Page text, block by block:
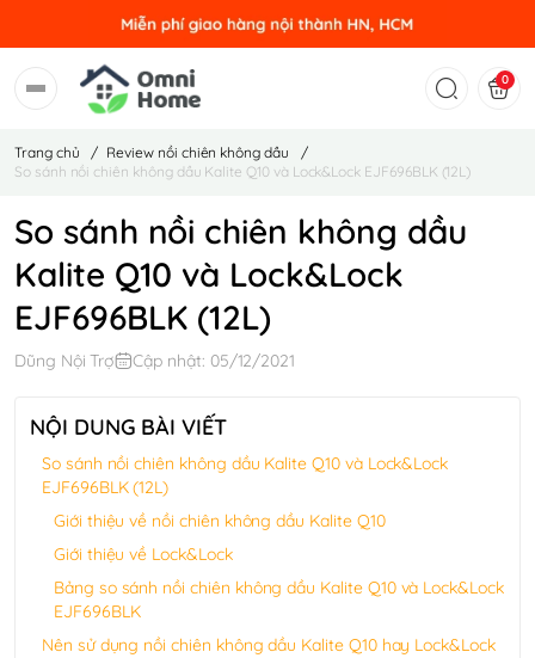
0
Trang chủ / Review nồi chiên không dầu
/
So sánh nồi chiên không dầu Kalite Q10 và Lock&Lock EJF696BLK (12L)
So sánh nồi chiên không dầu
Kalite Q10 và Lock&Lock
EJF696BLK (12L)
Dũng Nội Trợ Cập nhật: 05/12/2021
NỘI DUNG BÀI VIẾT
So sánh nồi chiên không dầu Kalite Q10 và Lock&Lock
EJF696BLK (12L)
Giới thiệu về nồi chiên không dầu Kalite Q10
Giới thiệu về Lock&Lock
Bảng so sánh nồi chiên không dầu Kalite Q10 và Lock&Lock
EJF696BLK
Nên sử dụng nồi chiên không dầu Kalite Q10 hay Lock&Lock